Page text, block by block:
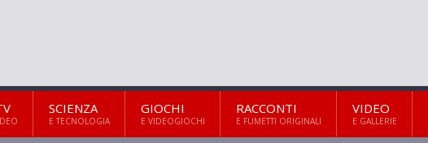
SCIENZA
E TECNOLOGIA
GIOCHI
E VIDEOGIOCHI
RACCONTI
E FUMETTI ORIGINALI
VIDEO
E GALLERIE